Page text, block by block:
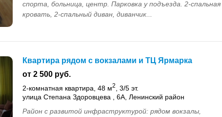
спорта, больница, центр. Парковка у подъезда. 2-спальная
кровать, 2-спальный диван, диванчик...
Квартира рядом с вокзалами и ТЦ Ярмарка
от 2 500 руб.
2-комнатная квартира, 48 м2
, 3/5 эт.
улица Степана Здоровцева , 6А, Ленинский район
Район с развитой инфраструктурой: рядом вокзалы,